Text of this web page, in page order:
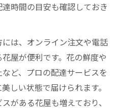
時間の目安も確認しておき
は、オンライン注文や電話
屋が便利です。花の鮮度や
ど、プロの配達サービスを
しい状態で届けられます。
がある花屋も増えており、